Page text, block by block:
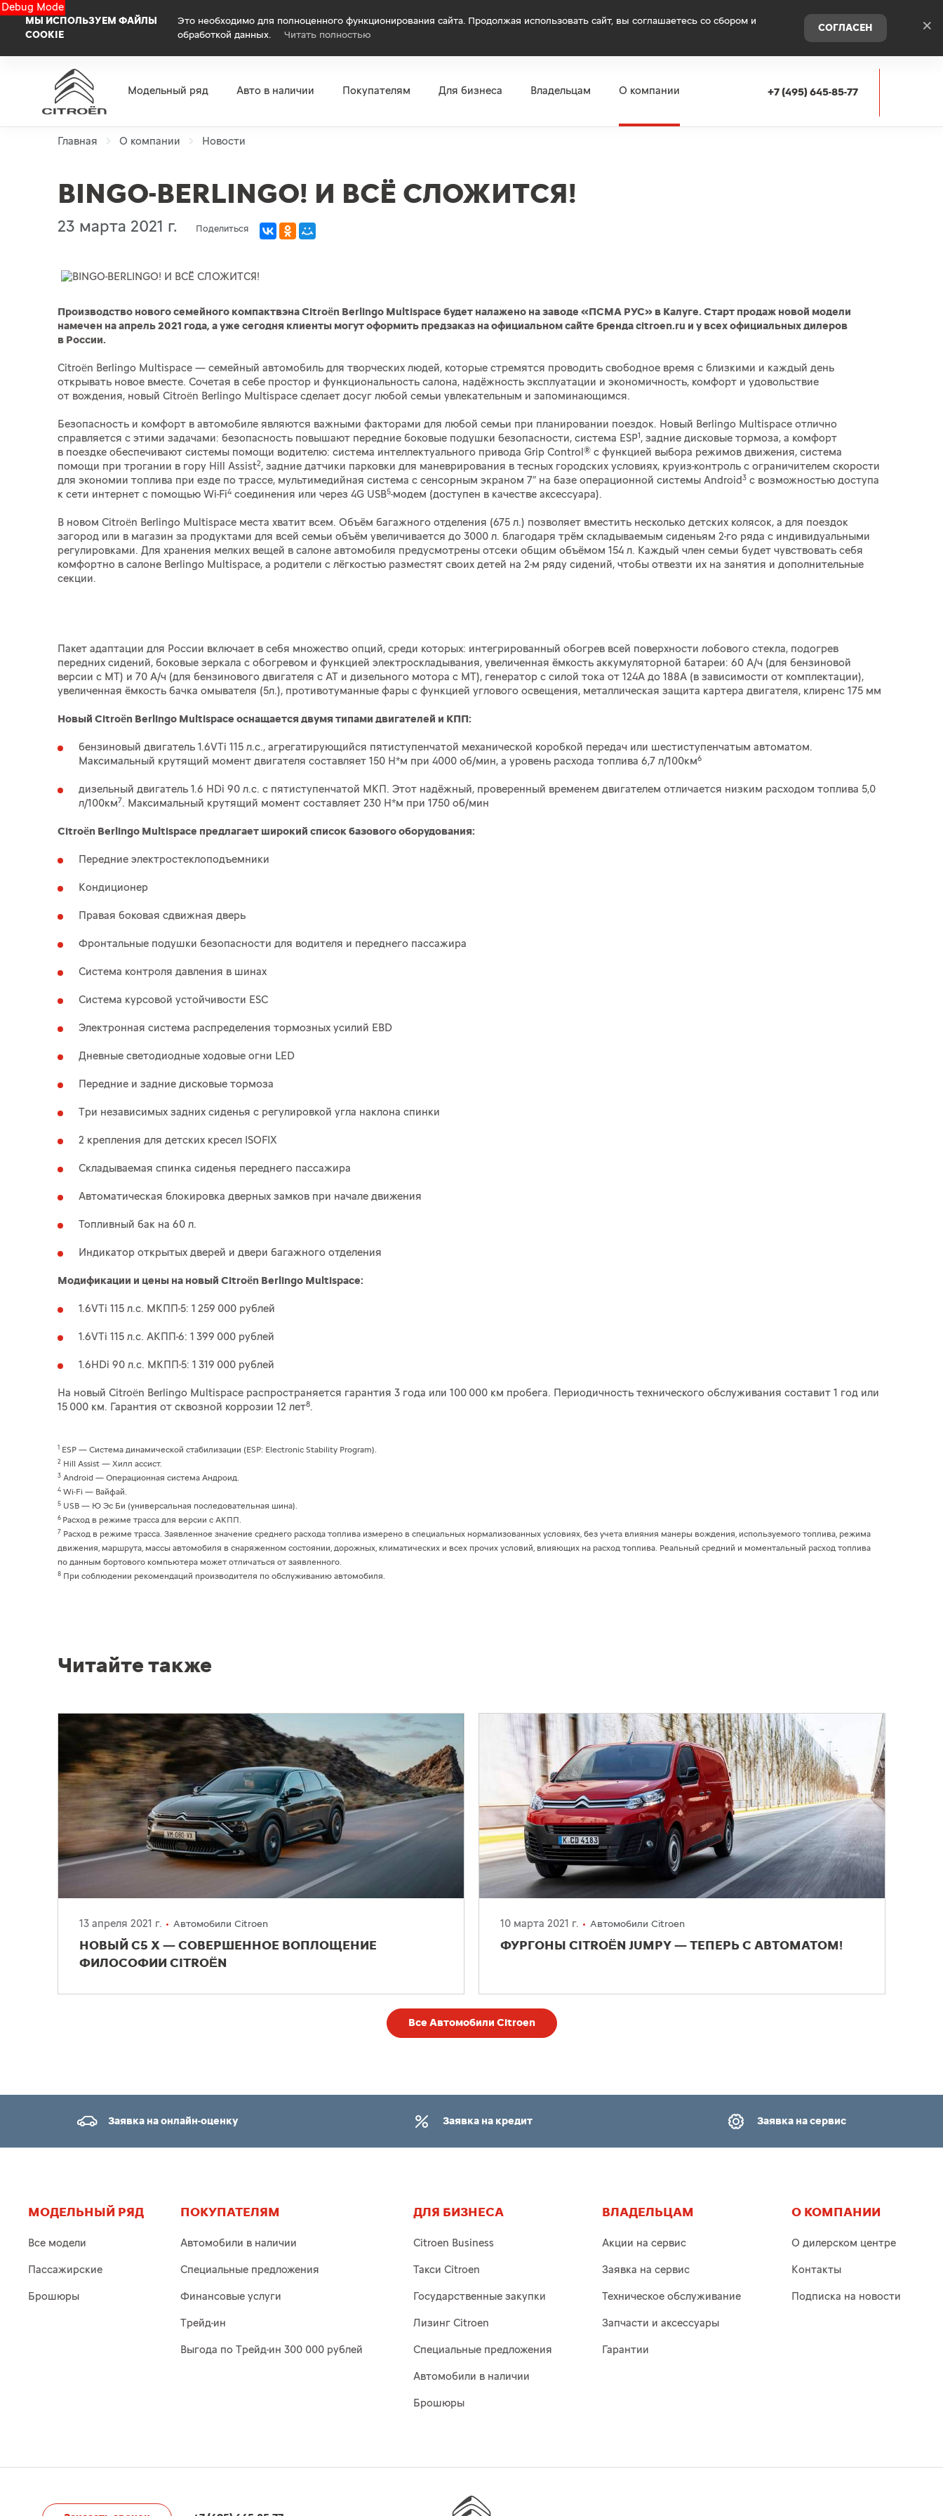
Debug Mode
МЫ ИСПОЛЬЗУЕМ ФАЙЛЫ
COOKIE
Это необходимо для полноценного функционирования сайта. Продолжая использовать сайт, вы соглашаетесь со сбором и
обработкой данных.
Читать полностью
СОГЛАСЕН ×
Модельный ряд Авто в наличии Покупателям Для бизнеса Владельцам О компании +7 (495) 645-85-77
Главная О компании Новости
BINGO-BERLINGO! И ВСЁ СЛОЖИТСЯ!
23 марта 2021 г. Поделиться
Производство нового семейного компактвэна Citroën Berlingo Multispace будет налажено на заводе «ПСМА РУС» в Калуге. Старт продаж новой модели
намечен на апрель 2021 года, а уже сегодня клиенты могут оформить предзаказ на официальном сайте бренда citroen.ru и у всех официальных дилеров
в России.
Citroën Berlingo Multispace — семейный автомобиль для творческих людей, которые стремятся проводить свободное время с близкими и каждый день
открывать новое вместе. Сочетая в себе простор и функциональность салона, надёжность эксплуатации и экономичность, комфорт и удовольствие
от вождения, новый Citroën Berlingo Multispace сделает досуг любой семьи увлекательным и запоминающимся.
Безопасность и комфорт в автомобиле являются важными факторами для любой семьи при планировании поездок. Новый Berlingo Multispace отлично
справляется с этими задачами: безопасность повышают передние боковые подушки безопасности, система ESP1 , задние дисковые тормоза, а комфорт
в поездке обеспечивают системы помощи водителю: система интеллектуального привода Grip Control® с функцией выбора режимов движения, система
помощи при трогании в гору Hill Assist2, задние датчики парковки для маневрирования в тесных городских условиях, круиз-контроль с ограничителем скорости
для экономии топлива при езде по трассе, мультимедийная система с сенсорным экраном 7″ на базе операционной системы Android3 c возможностью доступа
к сети интернет с помощью Wi-Fi4 соединения или через 4G USB5-модем (доступен в качестве аксессуара).
В новом Citroën Berlingo Multispace места хватит всем. Объём багажного отделения (675 л.) позволяет вместить несколько детских колясок, а для поездок
загород или в магазин за продуктами для всей семьи объём увеличивается до 3000 л. благодаря трём складываемым сиденьям 2-го ряда с индивидуальными
регулировками. Для хранения мелких вещей в салоне автомобиля предусмотрены отсеки общим объёмом 154 л. Каждый член семьи будет чувствовать себя
комфортно в салоне Berlingo Multispace, а родители с лёгкостью разместят своих детей на 2-м ряду сидений, чтобы отвезти их на занятия и дополнительные
секции.
Пакет адаптации для России включает в себя множество опций, среди которых: интегрированный обогрев всей поверхности лобового стекла, подогрев
передних сидений, боковые зеркала с обогревом и функцией электроскладывания, увеличенная ёмкость аккумуляторной батареи: 60 А/ч (для бензиновой
версии с МТ) и 70 А/ч (для бензинового двигателя с АТ и дизельного мотора с МТ), генератор с силой тока от 124А до 188А (в зависимости от комплектации),
увеличенная ёмкость бачка омывателя (5л.), противотуманные фары с функцией углового освещения, металлическая защита картера двигателя, клиренс 175 мм
Новый Citroën Berlingo Multispace оснащается двумя типами двигателей и КПП:
бензиновый двигатель 1.6VTi 115 л.с., агрегатирующийся пятиступенчатой механической коробкой передач или шестиступенчатым автоматом.
Максимальный крутящий момент двигателя составляет 150 Н*м при 4000 об/мин, а уровень расхода топлива 6,7 л/100км6
дизельный двигатель 1.6 HDi 90 л.с. с пятиступенчатой МКП. Этот надёжный, проверенный временем двигателем отличается низким расходом топлива 5,0
л/100км7. Максимальный крутящий момент составляет 230 Н*м при 1750 об/мин
Citroën Berlingo Multispace предлагает широкий список базового оборудования:
Передние электростеклоподъемники
Кондиционер
Правая боковая сдвижная дверь
Фронтальные подушки безопасности для водителя и переднего пассажира
Система контроля давления в шинах
Система курсовой устойчивости ESC
Электронная система распределения тормозных усилий EBD
Дневные светодиодные ходовые огни LED
Передние и задние дисковые тормоза
Три независимых задних сиденья с регулировкой угла наклона спинки
2 крепления для детских кресел ISOFIX
Складываемая спинка сиденья переднего пассажира
Автоматическая блокировка дверных замков при начале движения
Топливный бак на 60 л.
Индикатор открытых дверей и двери багажного отделения
Модификации и цены на новый Citroën Berlingo Multispace:
1.6VTi 115 л.с. МКПП-5: 1 259 000 рублей
1.6VTi 115 л.с. АКПП-6: 1 399 000 рублей
1.6HDi 90 л.с. МКПП-5: 1 319 000 рублей
На новый Citroën Berlingo Multispace распространяется гарантия 3 года или 100 000 км пробега. Периодичность технического обслуживания составит 1 год или
15 000 км. Гарантия от сквозной коррозии 12 лет8.
1 ESP — Система динамической стабилизации (ESP: Electronic Stability Program).
2 Hill Assist — Хилл ассист.
3 Android — Операционная система Андроид.
4 Wi-Fi — Вайфай.
5 USB — Ю Эс Би (универсальная последовательная шина).
6 Расход в режиме трасса для версии c АКПП.
7 Расход в режиме трасса. Заявленное значение среднего расхода топлива измерено в специальных нормализованных условиях, без учета влияния манеры вождения, используемого топлива, режима
движения, маршрута, массы автомобиля в снаряженном состоянии, дорожных, климатических и всех прочих условий, влияющих на расход топлива. Реальный средний и моментальный расход топлива
по данным бортового компьютера может отличаться от заявленного.
8 При соблюдении рекомендаций производителя по обслуживанию автомобиля.
Читайте также
13 апреля 2021 г. Автомобили Citroen
НОВЫЙ C5 X — СОВЕРШЕННОЕ ВОПЛОЩЕНИЕ
ФИЛОСОФИИ CITROËN
10 марта 2021 г. Автомобили Citroen
ФУРГОНЫ CITROËN JUMPY — ТЕПЕРЬ С АВТОМАТОМ!
Все Автомобили Citroen
Заявка на онлайн-оценку Заявка на кредит Заявка на сервис
МОДЕЛЬНЫЙ РЯД
Все модели
Пассажирские
Брошюры
ПОКУПАТЕЛЯМ
Автомобили в наличии
Специальные предложения
Финансовые услуги
Трейд-ин
Выгода по Трейд-ин 300 000 рублей
ДЛЯ БИЗНЕСА
Citroen Business
Такси Citroen
Государственные закупки
Лизинг Citroen
Специальные предложения
Автомобили в наличии
Брошюры
ВЛАДЕЛЬЦАМ
Акции на сервис
Заявка на сервис
Техническое обслуживание
Запчасти и аксессуары
Гарантии
О КОМПАНИИ
О дилерском центре
Контакты
Подписка на новости